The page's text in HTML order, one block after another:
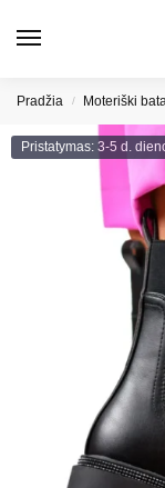
Pradžia / Moteriški
Pristatymas: 3-5 d.